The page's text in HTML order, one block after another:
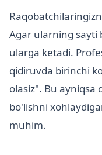
Agar ularning sayti
ularga ketadi.
qidiruvda birinchi
olasiz". Bu ayniqsa
bo'lishni
muhim.